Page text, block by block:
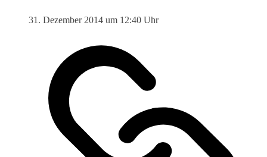
31. Dezember 2014 um 12:40 Uhr